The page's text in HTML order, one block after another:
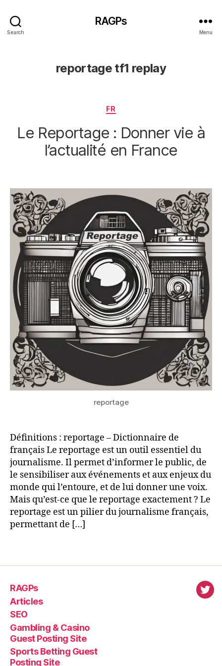
Search
RAGPs
Menu
reportage tf1 replay
Categories
FR
Le Reportage : Donner vie à
l’actualité en France
reportage
Définitions : reportage – Dictionnaire de
français Le reportage est un outil essentiel du
journalisme. Il permet d’informer le public, de
le sensibiliser aux événements et aux enjeux du
monde qui l’entoure, et de lui donner une voix.
Mais qu’est-ce que le reportage exactement ? Le
reportage est un pilier du journalisme français,
permettant de […]
RAGPs
Articles
SEO
Gambling & Casino
Guest Posting Site
Sports Betting Guest
Posting Site